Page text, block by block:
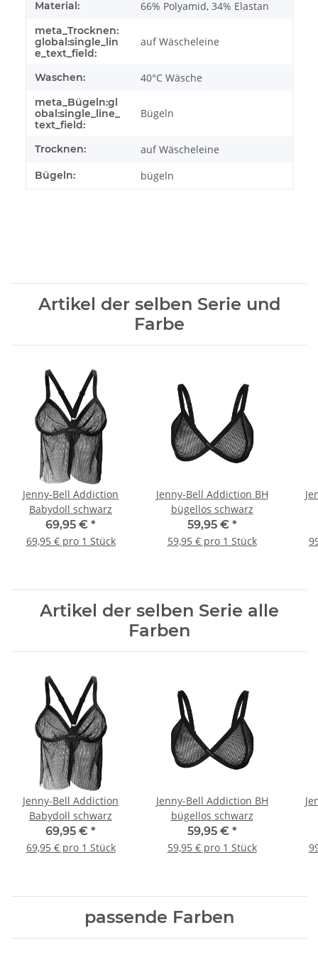
Material: 66% Polyamid, 34% Elastan
meta_Trocknen:
global:single_lin
e_text_field:
auf Wäscheleine
Waschen: 40°C Wäsche
meta_Bügeln:gl
obal:single_line_
text_field:
Bügeln
Trocknen: auf Wäscheleine
Bügeln: bügeln
Artikel der selben Serie und
Farbe
Jenny-Bell Addiction
Babydoll schwarz
69,95 € *
69,95 € pro 1 Stück
Jenny-Bell Addiction BH
bügellos schwarz
59,95 € *
59,95 € pro 1 Stück
Artikel der selben Serie alle
Farben
Jenny-Bell Addiction
Babydoll schwarz
69,95 € *
69,95 € pro 1 Stück
Jenny-Bell Addiction BH
bügellos schwarz
59,95 € *
59,95 € pro 1 Stück
passende Farben